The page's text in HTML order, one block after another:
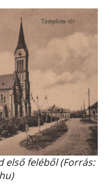
első feléből (Forrás: